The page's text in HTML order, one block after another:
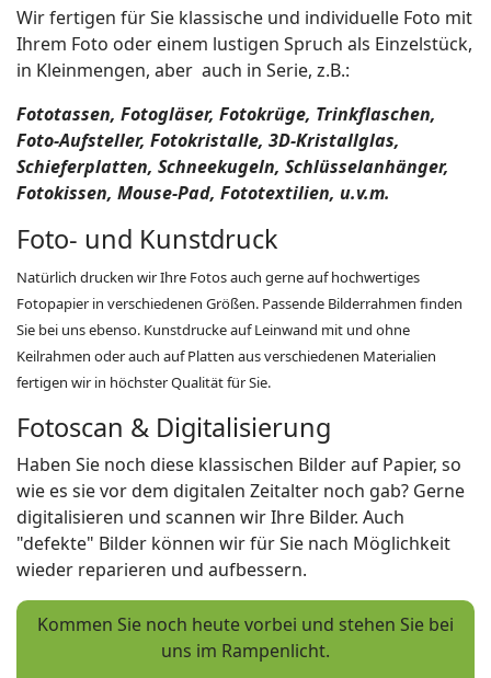
Wir fertigen für Sie klassische und individuelle Foto mit
Ihrem Foto oder einem lustigen Spruch als Einzelstück,
in Kleinmengen, aber auch in Serie, z.B.:
Fototassen, Fotogläser, Fotokrüge, Trinkflaschen,
Foto-Aufsteller, Fotokristalle, 3D-Kristallglas,
Schieferplatten, Schneekugeln, Schlüsselanhänger,
Fotokissen, Mouse-Pad, Fototextilien, u.v.m.
Foto- und Kunstdruck
Natürlich drucken wir Ihre Fotos auch gerne auf hochwertiges
Fotopapier in verschiedenen Größen. Passende Bilderrahmen finden
Sie bei uns ebenso. Kunstdrucke auf Leinwand mit und ohne
Keilrahmen oder auch auf Platten aus verschiedenen Materialien
fertigen wir in höchster Qualität für Sie.
Fotoscan & Digitalisierung
Haben Sie noch diese klassischen Bilder auf Papier, so
wie es sie vor dem digitalen Zeitalter noch gab? Gerne
digitalisieren und scannen wir Ihre Bilder. Auch
"defekte" Bilder können wir für Sie nach Möglichkeit
wieder reparieren und aufbessern.
Kommen Sie noch heute vorbei und stehen Sie bei
uns im Rampenlicht.